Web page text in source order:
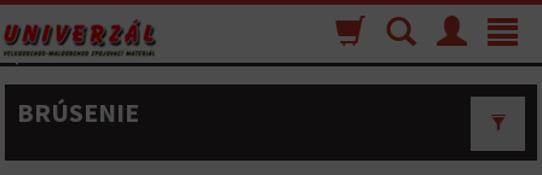
Toggle
Menu
Vyhľadávanie
Nákupný
košík
BRÚSENIE